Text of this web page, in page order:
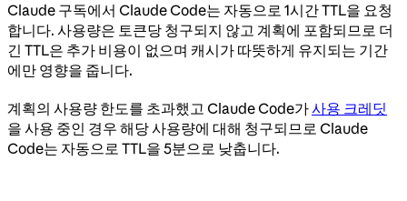
Claude 구독에서 Claude Code는 자동으로 1시간 TTL을 요청
합니다. 사용량은 토큰당 청구되지 않고 계획에 포함되므로 더
긴 TTL은 추가 비용이 없으며 캐시가 따뜻하게 유지되는 기간
에만 영향을 줍니다.
계획의 사용량 한도를 초과했고 Claude Code가사용 크레딧
을 사용 중인 경우 해당 사용량에 대해 청구되므로 Claude
Code는 자동으로 TTL을 5분으로 낮춥니다.